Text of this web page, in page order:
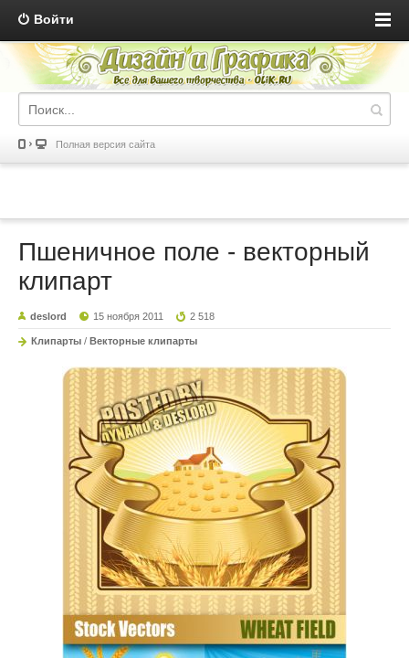
Войти
Полная версия сайта
Пшеничное поле - векторный
клипарт
deslord 15 ноября 2011 2 518
Клипарты / Векторные клипарты